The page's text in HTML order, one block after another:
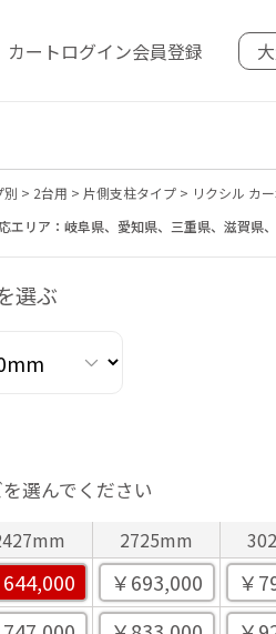
カートログイン会員登録
別 > 2台用 > 片側支柱タイプ> リクシル カ
エリア：岐阜県、愛知県、三重県、滋賀県
選ぶ
選んでください
2725mm
644,000 ￥693,000 ￥